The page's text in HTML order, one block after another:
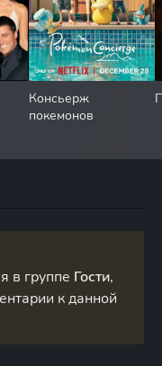
Консьерж
покемонов
в группе Гости,
к данной